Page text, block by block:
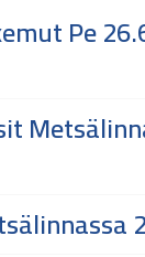
Pe